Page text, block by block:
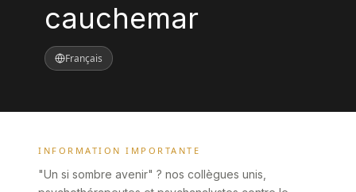
cauchemar
Français
INFORMATION IMPORTANTE
"Un si sombre avenir" ? nos collègues unis,